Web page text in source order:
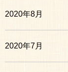
2020年8月
2020年7月